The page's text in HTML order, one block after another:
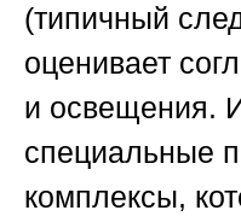
(типичный
оценивает
и освещения.
специальные
комплексы,